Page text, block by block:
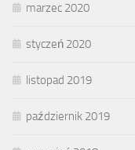
marzec 2020
styczeń 2020
listopad 2019
październik 2019